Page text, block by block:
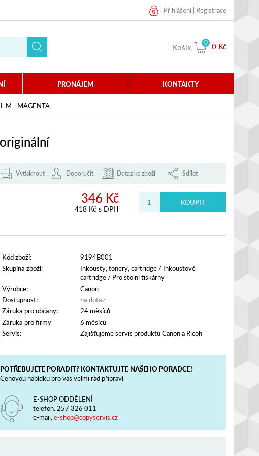
Přihlášení Registrace
Košík
0 0 Kč
PRONÁJEM KONTAKTY
M - MAGENTA
Vytisknout Doporučit Dotaz ke zboží Sdílet
346 Kč
418 Kč s DPH
Kód zboží:
9194B001
Skupina zboží:
Inkousty, tonery, cartridge/ Inkoustové
cartridge/ Pro stolní tiskárny
Výrobce:
Canon
Dostupnost:
na dotaz
Záruka pro občany:
24 měsíců
Záruka pro firmy
6 měsíců
Servis:
Zajišťujeme servis produktů Canon a Ricoh
POTŘEBUJETE PORADIT? KONTAKTUJTE NAŠEHO PORADCE!
Cenovou nabídku pro vás velmi rád připraví
E-SHOP ODDĚLENÍ
telefon: 257 326 011
e-mail:e-shop@copyservis.cz